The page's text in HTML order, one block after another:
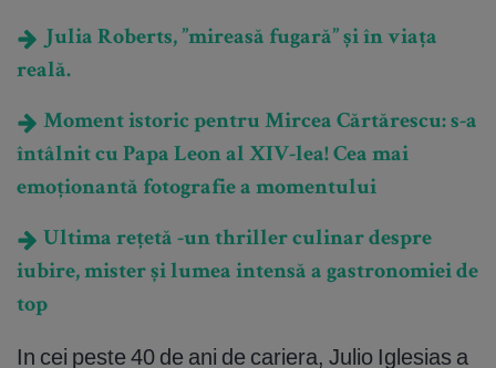
Julia Roberts, ”mireasă fugară” și în viața
reală.
Moment istoric pentru Mircea Cărtărescu: s-a
întâlnit cu Papa Leon al XIV-lea! Cea mai
emoționantă fotografie a momentului
Ultima rețetă -un thriller culinar despre
iubire, mister și lumea intensă a gastronomiei de
top
In cei peste 40 de ani de cariera, Julio Iglesias a